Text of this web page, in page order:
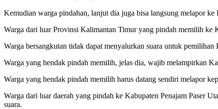
Kemudian warga pindahan, lanjut dia juga bisa langsung melapor
Warga dari luar Provinsi Kalimantan Timur yang pindah memilih ke
Warga bersangkutan tidak dapat menyalurkan suara untuk
Warga yang hendak pindah memilih, jelas dia, wajib melampirkan
Warga yang hendak pindah memilih harus datang sendiri melapor
Warga dari luar daerah yang pindah ke Kabupaten Penajam Paser
suara.